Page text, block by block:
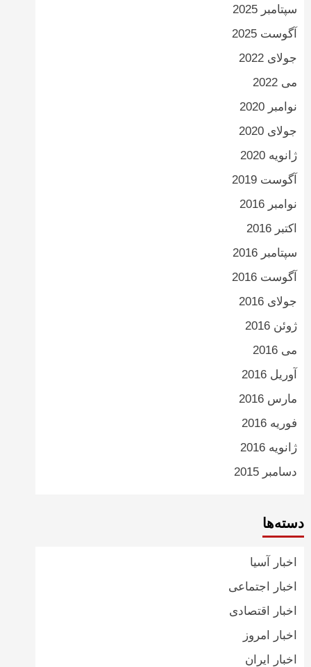
سپتامبر 2025
آگوست 2025
جولای 2022
می 2022
نوامبر 2020
جولای 2020
ژانویه 2020
آگوست 2019
نوامبر 2016
اکتبر 2016
سپتامبر 2016
آگوست 2016
جولای 2016
ژوئن 2016
می 2016
آوریل 2016
مارس 2016
فوریه 2016
ژانویه 2016
دسامبر 2015
دسته‌ها
اخبار آسیا
اخبار اجتماعی
اخبار اقتصادی
اخبار امروز
اخبار ایران